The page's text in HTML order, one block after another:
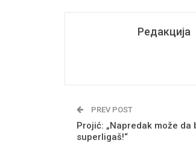
Редакција
PREV POST
Projić: „Napredak može da
superligaš!“